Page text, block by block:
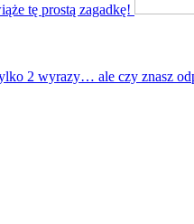
tę prostą zagadkę!
2 wyrazy… ale czy znasz